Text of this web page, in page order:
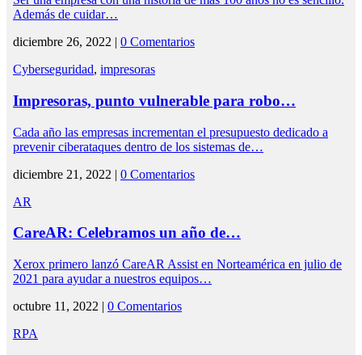
Además de cuidar…
diciembre 26, 2022 | 0 Comentarios
Cyberseguridad, impresoras
Impresoras, punto vulnerable para robo…
Cada año las empresas incrementan el presupuesto dedicado a
prevenir ciberataques dentro de los sistemas de…
diciembre 21, 2022 | 0 Comentarios
AR
CareAR: Celebramos un año de…
Xerox primero lanzó CareAR Assist en Norteamérica en julio de
2021 para ayudar a nuestros equipos…
octubre 11, 2022 | 0 Comentarios
RPA